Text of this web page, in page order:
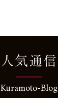
人気通信
Kuramoto-Blog